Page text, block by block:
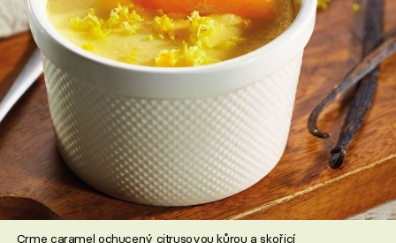
Crme caramel ochucený citrusovou kůrou a skořicí